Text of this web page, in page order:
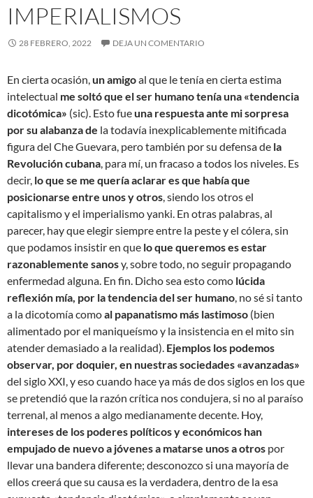
IMPERIALISMOS
28 FEBRERO, 2022 DEJA UN COMENTARIO
En cierta ocasión,un amigoal que le tenía en cierta estima
intelectual me soltó que el ser humano tenía una «tendencia
dicotómica» (sic). Esto fueuna respuesta ante mi sorpresa
por su alabanza de la todavía inexplicablemente mitificada
figura del Che Guevara, pero también por su defensa de la
Revolución cubana, para mí, un fracaso a todos los niveles. Es
decir, lo que se me quería aclarar es que había que
posicionarse entre unos y otros, siendo los otros el
capitalismo y el imperialismo yanki. En otras palabras, al
parecer, hay que elegir siempre entre la peste y el cólera, sin
que podamos insistir en que lo que queremos es estar
razonablemente sanosy, sobre todo, no seguir propagando
enfermedad alguna. En fin. Dicho sea esto como lúcida
reflexión mía, por la tendencia del ser humano, no sé si tanto
a la dicotomía comoal papanatismo más lastimoso (bien
alimentado por el maniqueísmo y la insistencia en el mito sin
atender demasiado a la realidad). Ejemplos los podemos
observar, por doquier, en nuestras sociedades «avanzadas»
del siglo XXI, y eso cuando hace ya más de dos siglos en los que
se pretendió que la razón crítica nos condujera, si no al paraíso
terrenal, al menos a algo medianamente decente. Hoy,
intereses de los poderes políticos y económicos han
empujado de nuevo a jóvenes a matarse unos a otros por
llevar una bandera diferente; desconozco si una mayoría de
ellos creerá que su causa es la verdadera, dentro de la esa